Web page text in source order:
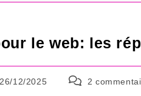
le web: les
26/12/2025
Commentaires
2